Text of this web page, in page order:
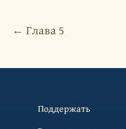
← Глава 5
Поддержать